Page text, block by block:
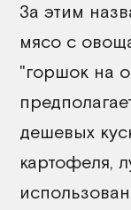
За этим
мясо с
"горшок на
дешевых
картофеля,